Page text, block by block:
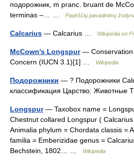
подорожник, m pranc. bruant de
terminas –… …
Paukščių pavadinimų
Calcarius — Calcarius … Wikipédia en
McCown's Longspur— Conservation
Concern (IUCN 3.1)[1] …
Wikipedia
Подорожники — ? Подорожники
классификация Царство: Животные
Longspur— Taxobox name =
Chestnut collared Longspur (
Animalia phylum = Chordata classis =
familia = Emberizidae genus =
Bechstein, 1802… …
Wikipedia